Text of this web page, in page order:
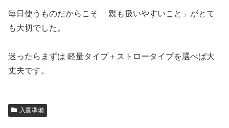
毎日使うものだからこそ 「親も扱いやすいこと」がとて
も大切でした。
迷ったらまずは 軽量タイプ＋ストロータイプを選べば大
丈夫です。
入園準備